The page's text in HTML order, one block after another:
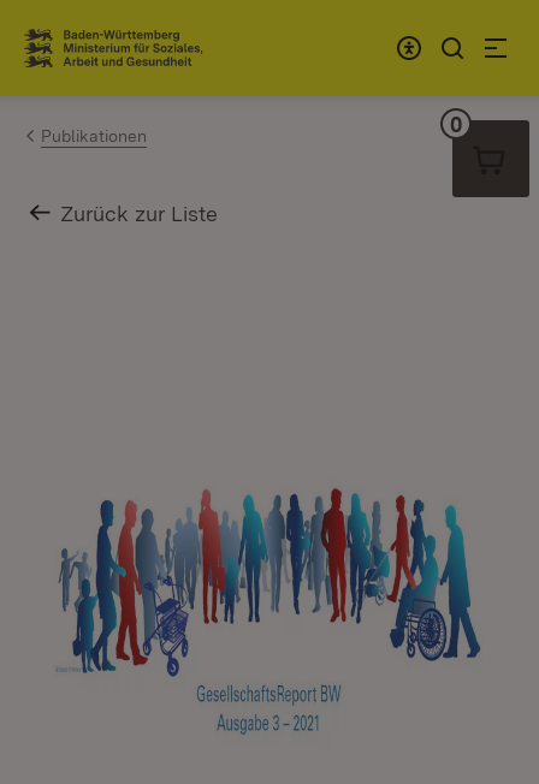
Zum Inhalt springen
Link zur Startseite
Publikationen
Zurück zur Liste
0